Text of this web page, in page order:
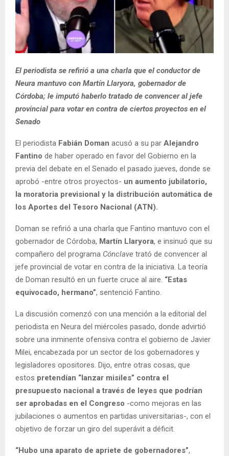
El periodista se refirió a una charla que el conductor de
Neura mantuvo con Martín Llaryora, gobernador de
Córdoba; le imputó haberlo tratado de convencer al jefe
provincial para votar en contra de ciertos proyectos en el
Senado
El periodista Fabián Doman acusó a su par Alejandro
Fantino de haber operado en favor del Gobierno en la
previa del debate en el Senado el pasado jueves, donde se
aprobó -entre otros proyectos- un aumento jubilatorio,
la moratoria previsional y la distribución automática de
los Aportes del Tesoro Nacional (ATN).
Doman se refirió a una charla que Fantino mantuvo con el
gobernador de Córdoba, Martín Llaryora, e insinuó que su
compañero del programa Cónclave trató de convencer al
jefe provincial de votar en contra de la iniciativa. La teoría
de Doman resultó en un fuerte cruce al aire. “Estas
equivocado, hermano”, sentenció Fantino.
La discusión comenzó con una mención a la editorial del
periodista en Neura del miércoles pasado, donde advirtió
sobre una inminente ofensiva contra el gobierno de Javier
Milei, encabezada por un sector de los gobernadores y
legisladores opositores. Dijo, entre otras cosas, que
estos pretendían “lanzar misiles” contra el
presupuesto nacional a través de leyes que podrían
ser aprobadas en el Congreso -como mejoras en las
jubilaciones o aumentos en partidas universitarias-, con el
objetivo de forzar un giro del superávit a déficit.
“Hubo una aparato de apriete de gobernadores”,